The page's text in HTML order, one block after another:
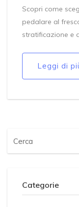
Scopri come
pedalare al
stratificazione e
Leggi di
Categorie